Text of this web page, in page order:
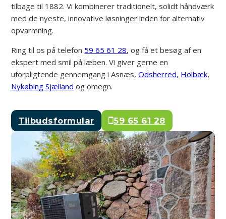
tilbage til 1882. Vi kombinerer traditionelt, solidt håndværk
med de nyeste, innovative løsninger inden for alternativ
opvarmning.
Ring til os på telefon 59 65 61 28, og få et besøg af en
ekspert med smil på læben. Vi giver gerne en
uforpligtende gennemgang i Asnæs,Odsherred, Holbæk,
Nykøbing Sjælland og omegn.
Tilbudsformular 59 65 61 28